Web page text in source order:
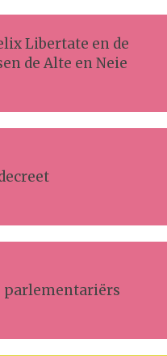
Libertate en de
de Alte en Neie
parlementariërs